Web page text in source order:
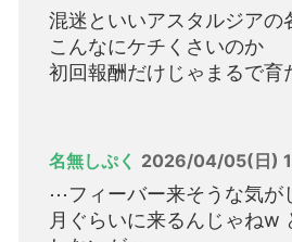
混迷といいアスタルジアの
こんなにケチくさいのか
初回報酬だけじゃまるで育
名無しぷく 2026/04/05(日)
⋯フィーバー来そうな気
月ぐらいに来るんじゃねw